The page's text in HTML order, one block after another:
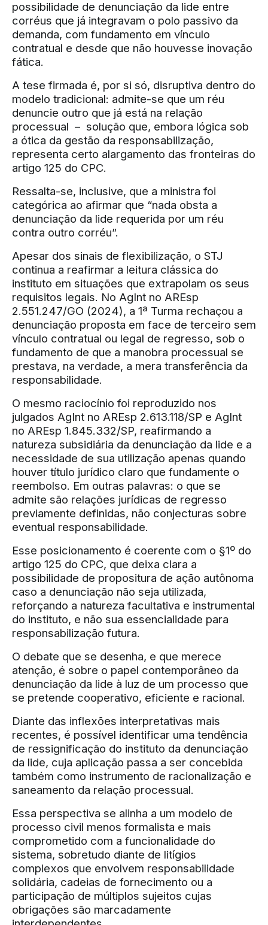
possibilidade de denunciação da lide entre
corréus que já integravam o polo passivo da
demanda, com fundamento em vínculo
contratual e desde que não houvesse inovação
fática.
A tese firmada é, por si só, disruptiva dentro do
modelo tradicional: admite-se que um réu
denuncie outro que já está na relação
processual – solução que, embora lógica sob
a ótica da gestão da responsabilização,
representa certo alargamento das fronteiras do
artigo 125 do CPC.
Ressalta-se, inclusive, que a ministra foi
categórica ao afirmar que “nada obsta a
denunciação da lide requerida por um réu
contra outro corréu”.
Apesar dos sinais de flexibilização, o STJ
continua a reafirmar a leitura clássica do
instituto em situações que extrapolam os seus
requisitos legais. No AgInt no AREsp
2.551.247/GO (2024), a 1ª Turma rechaçou a
denunciação proposta em face de terceiro sem
vínculo contratual ou legal de regresso, sob o
fundamento de que a manobra processual se
prestava, na verdade, a mera transferência da
responsabilidade.
O mesmo raciocínio foi reproduzido nos
julgados AgInt no AREsp 2.613.118/SP e AgInt
no AREsp 1.845.332/SP, reafirmando a
natureza subsidiária da denunciação da lide e a
necessidade de sua utilização apenas quando
houver título jurídico claro que fundamente o
reembolso. Em outras palavras: o que se
admite são relações jurídicas de regresso
previamente definidas, não conjecturas sobre
eventual responsabilidade.
Esse posicionamento é coerente com o §1º do
artigo 125 do CPC, que deixa clara a
possibilidade de propositura de ação autônoma
caso a denunciação não seja utilizada,
reforçando a natureza facultativa e instrumental
do instituto, e não sua essencialidade para
responsabilização futura.
O debate que se desenha, e que merece
atenção, é sobre o papel contemporâneo da
denunciação da lide à luz de um processo que
se pretende cooperativo, eficiente e racional.
Diante das inflexões interpretativas mais
recentes, é possível identificar uma tendência
de ressignificação do instituto da denunciação
da lide, cuja aplicação passa a ser concebida
também como instrumento de racionalização e
saneamento da relação processual.
Essa perspectiva se alinha a um modelo de
processo civil menos formalista e mais
comprometido com a funcionalidade do
sistema, sobretudo diante de litígios
complexos que envolvem responsabilidade
solidária, cadeias de fornecimento ou a
participação de múltiplos sujeitos cujas
obrigações são marcadamente